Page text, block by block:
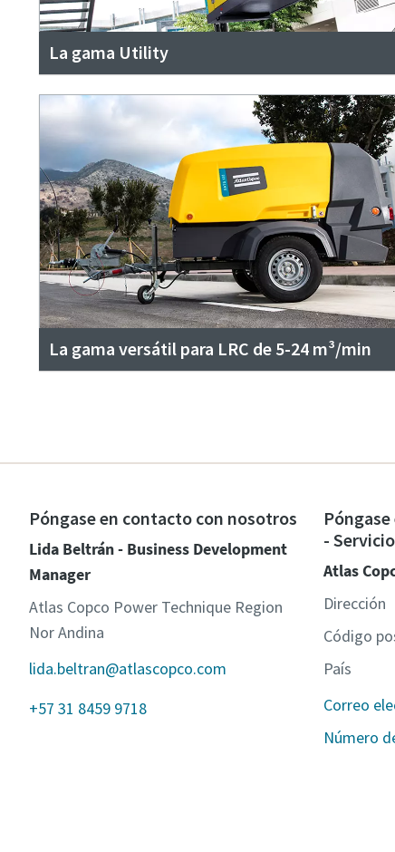
La gama Utility
La gama versátil para LRC de 5-24 m³/min
Póngase en contacto con nosotros
Lida Beltrán - Business Development
Manager
Atlas Copco Power Technique Region
Nor Andina
lida.beltran@atlascopco.com
+57 31 8459 9718
-
Atlas
Dirección
Código
País
Correo
Número